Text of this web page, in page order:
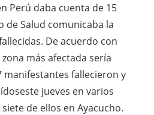
Perú daba cuenta de 15
de Salud comunicaba la
De acuerdo con
más afectada sería
manifestantes fallecieron y
jueves en varios
de ellos en Ayacucho.